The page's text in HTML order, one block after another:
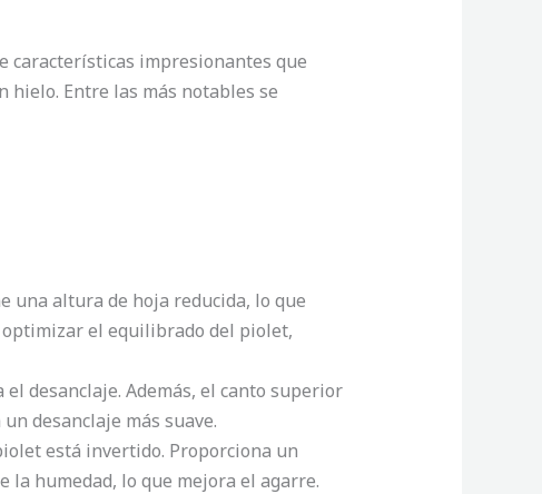
características impresionantes que
Entre las más notables se
una altura de hoja reducida, lo que
el equilibrado del piolet,
desanclaje. Además, el canto superior
desanclaje más suave.
está invertido. Proporciona un
la humedad, lo que mejora el agarre.